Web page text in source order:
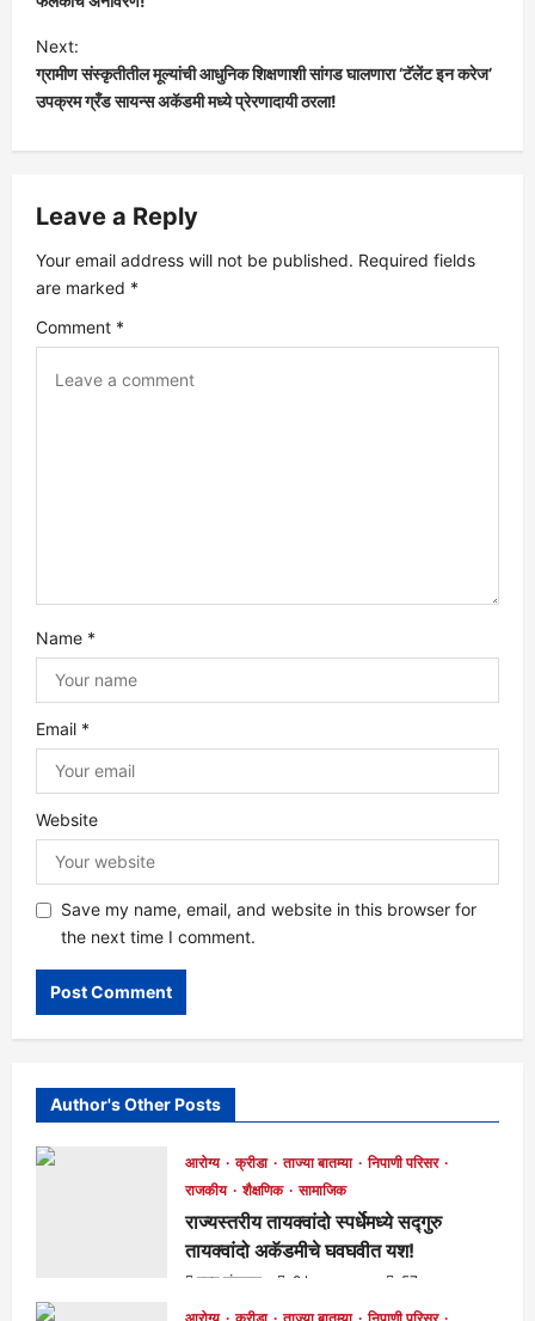
s
t
n
a
v
i
g
n
Next:
ग्रामीण संस्कृतीतील मूल्यांची आधुनिक शिक्षणाशी सांगड घालणारा ‘टॅलेंट इन करेज’
उपक्रम ग्रँड सायन्स अकॅडमी मध्ये प्रेरणादायी ठरला!
Leave a Reply
Your email address will not be published. Required fields
are marked *
Comment *
Name *
Email *
Website
Save my name, email, and website in this browser for
the next time I comment.
Author's Other Posts
आरोग्य क्रीडा ताज्या बातम्या
निपाणी परिसर
राजकीय
शैक्षणिक सामाजिक
राज्यस्तरीय तायक्वांदो स्पर्धेमध्ये सद्गुरु
तायक्वांदो अकॅडमीचे घवघवीत यश!
मुख्य संपादक 2 hours ago 57